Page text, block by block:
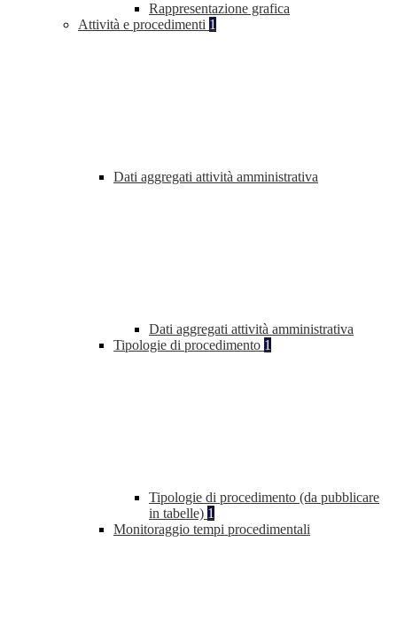
Rappresentazione grafica
Attività e procedimenti 1
Dati aggregati attività amministrativa
Dati aggregati attività amministrativa
Tipologie di procedimento 1
Tipologie di procedimento (da pubblicare
in tabelle) 1
Monitoraggio tempi procedimentali